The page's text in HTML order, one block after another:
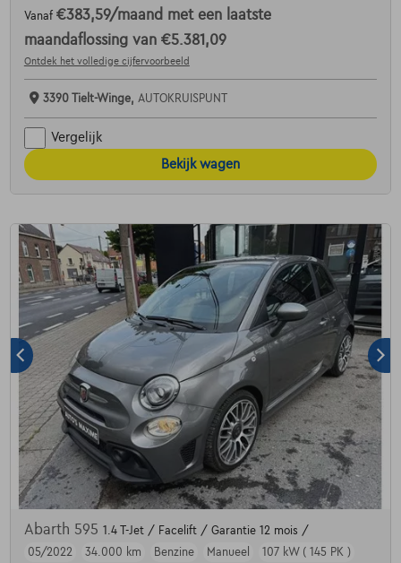
Vanaf €383,59/maand met een laatste
maandaflossing van €5.381,09
Ontdek het volledige cijfervoorbeeld
3390 Tielt-Winge, AUTOKRUISPUNT
Vergelijk
Bekijk wagen
Abarth 595 1.4 T-Jet / Facelift / Garantie 12 mois /
05/2022
34.000 km Benzine Manueel 107 kW ( 145 PK )